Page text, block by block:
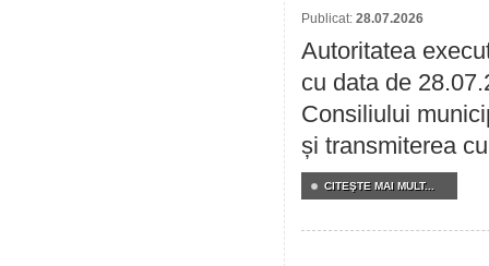
Publicat: 28.07.2026
Autoritatea
cu data de
Consiliului
și transmiterea
CITEŞTE MAI MULT...